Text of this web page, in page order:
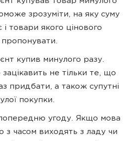
зрозуміти, на яку суму
і товари якого цінового
купив минулого разу.
не тільки те, що
придбати, а також супутні
покупки.
угоду. Якщо мова
з часом виходять з ладу чи